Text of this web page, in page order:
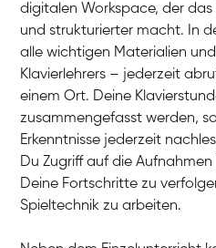
Klavier / Piano / Flügel
Klavier / Piano / Flügel
Hannes
Klavier / Piano / Flügel
Klavier / Piano / Flügel
digitalen Workspace, der das
und strukturierter macht. In
alle wichtigen Materialien
Klavierlehrers – jederzeit
einem Ort. Deine
zusammengefasst werden,
Erkenntnisse jederzeit
Du Zugriff auf die Aufnahmen
Deine Fortschritte zu
Spieltechnik zu arbeiten.